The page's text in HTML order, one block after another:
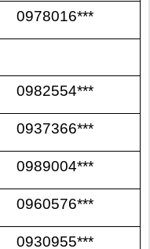
0978016***
0982554***
0937366***
0989004***
0960576***
0930955***